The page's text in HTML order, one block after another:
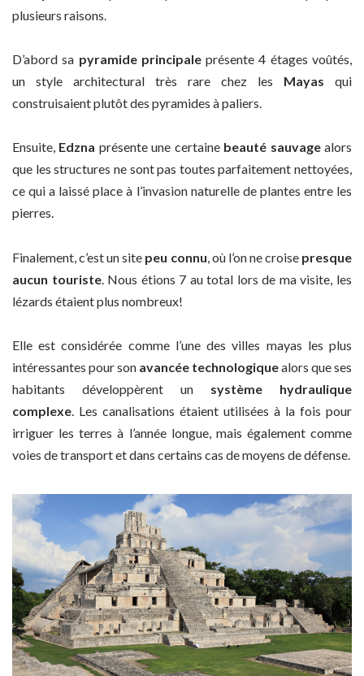
plusieurs raisons.
D’abord sa pyramide principaleprésente 4 étages voûtés,
un style architectural très rare chez les Mayas qui
construisaient plutôt des pyramides à paliers.
Ensuite, Edzna présente une certaine beauté sauvagealors
que les structures ne sont pas toutes parfaitement nettoyées,
ce qui a laissé place à l’invasion naturelle de plantes entre les
pierres.
Finalement, c’est un site peu connu, où l’on ne croise presque
aucun touriste. Nous étions 7 au total lors de ma visite, les
lézards étaient plus nombreux!
Elle est considérée comme l’une des villes mayas les plus
intéressantes pour son avancée technologiquealors que ses
habitants développèrent un système hydraulique
complexe. Les canalisations étaient utilisées à la fois pour
irriguer les terres à l’année longue, mais également comme
voies de transport et dans certains cas de moyens de défense.